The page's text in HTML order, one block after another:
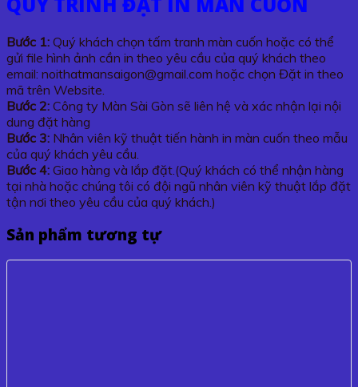
Bước 1: Quý khách chọn tấm tranh màn cuốn hoặc có thể
gửi file hình ảnh cần in theo yêu cầu của quý khách theo
email: noithatmansaigon@gmail.com hoặc chọn Đặt in theo
mã trên Website.
Bước 2: Công ty Màn Sài Gòn sẽ liên hệ và xác nhận lại nội
dung đặt hàng
Bước 3: Nhân viên kỹ thuật tiến hành in màn cuốn theo mẫu
của quý khách yêu cầu.
Bước 4: Giao hàng và lắp đặt.(Quý khách có thể nhận hàng
tại nhà hoặc chúng tôi có đội ngũ nhân viên kỹ thuật lắp đặt
tận nơi theo yêu cầu của quý khách.)
Sản phẩm tương tự